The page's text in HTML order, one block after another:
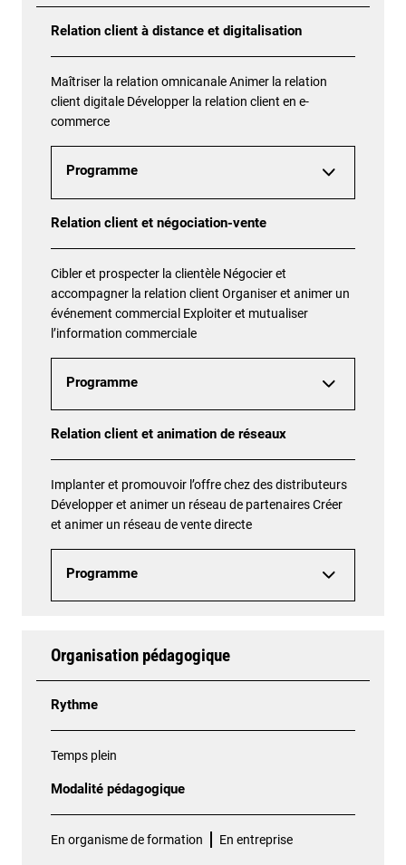
Relation client à distance et digitalisation
Maîtriser la relation omnicanale Animer la relation
client digitale Développer la relation client en e-
commerce
Programme
Relation client et négociation-vente
Cibler et prospecter la clientèle Négocier et
accompagner la relation client Organiser et animer un
événement commercial Exploiter et mutualiser
l’information commerciale
Programme
Relation client et animation de réseaux
Implanter et promouvoir l’offre chez des distributeurs
Développer et animer un réseau de partenaires Créer
et animer un réseau de vente directe
Programme
Organisation pédagogique
Rythme
Temps plein
Modalité pédagogique
En organisme de formation En entreprise